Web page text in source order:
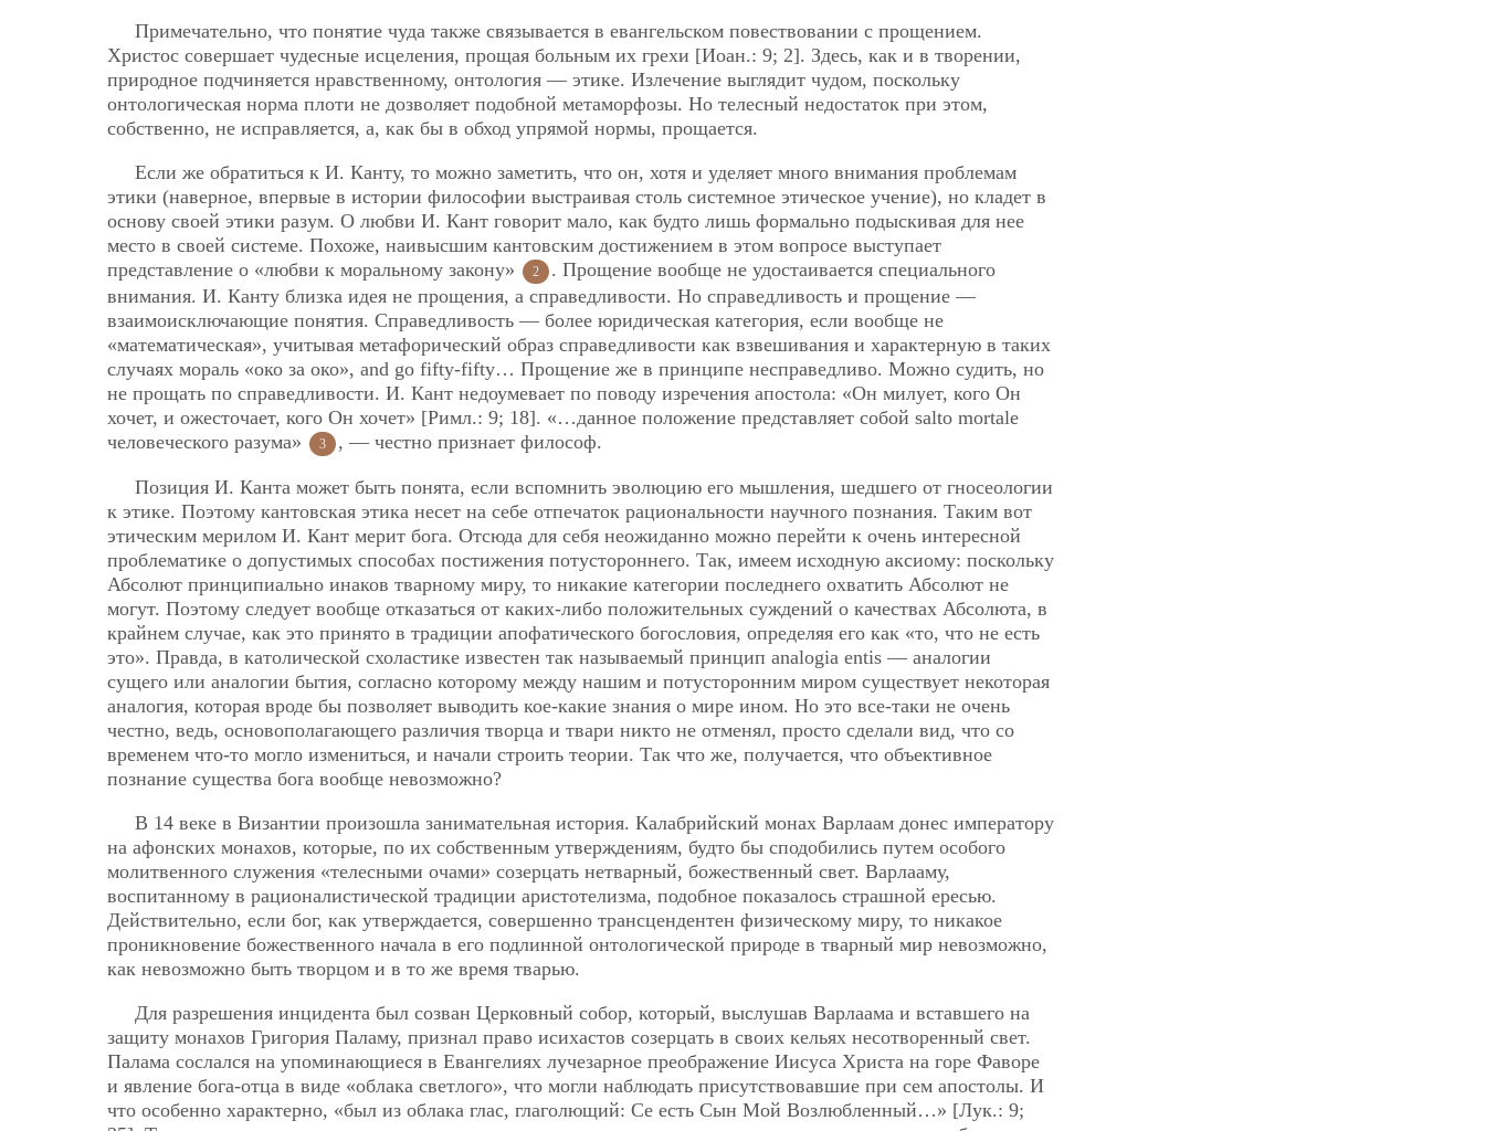
Примечательно, что понятие чуда также связывается в евангельском повествовании с прощением.
Христос совершает чудесные исцеления, прощая больным их грехи [Иоан.: 9; 2]. Здесь, как и в творении,
природное подчиняется нравственному, онтология — этике. Излечение выглядит чудом, поскольку
онтологическая норма плоти не дозволяет подобной метаморфозы. Но телесный недостаток при этом,
собственно, не исправляется, а, как бы в обход упрямой нормы, прощается.
Если же обратиться к И. Канту, то можно заметить, что он, хотя и уделяет много внимания проблемам
этики (наверное, впервые в истории философии выстраивая столь системное этическое учение), но кладет в
основу своей этики разум. О любви И. Кант говорит мало, как будто лишь формально подыскивая для нее
место в своей системе. Похоже, наивысшим кантовским достижением в этом вопросе выступает
представление о «любви к моральному закону»
2
. Прощение вообще не удостаивается специального
внимания. И. Канту близка идея не прощения, а справедливости. Но справедливость и прощение —
взаимоисключающие понятия. Справедливость — более юридическая категория, если вообще не
«математическая», учитывая метафорический образ справедливости как взвешивания и характерную в таких
случаях мораль «око за око», and go fifty-fifty… Прощение же в принципе несправедливо. Можно судить, но
не прощать по справедливости. И. Кант недоумевает по поводу изречения апостола: «Он милует, кого Он
хочет, и ожесточает, кого Он хочет» [Римл.: 9; 18]. «…данное положение представляет собой salto mortale
человеческого разума»
3 , — честно признает философ.
Позиция И. Канта может быть понята, если вспомнить эволюцию его мышления, шедшего от гносеологии
к этике. Поэтому кантовская этика несет на себе отпечаток рациональности научного познания. Таким вот
этическим мерилом И. Кант мерит бога. Отсюда для себя неожиданно можно перейти к очень интересной
проблематике о допустимых способах постижения потустороннего. Так, имеем исходную аксиому: поскольку
Абсолют принципиально инаков тварному миру, то никакие категории последнего охватить Абсолют не
могут. Поэтому следует вообще отказаться от каких-либо положительных суждений о качествах Абсолюта, в
крайнем случае, как это принято в традиции апофатического богословия, определяя его как «то, что не есть
это». Правда, в католической схоластике известен так называемый принцип analogia entis — аналогии
сущего или аналогии бытия, согласно которому между нашим и потусторонним миром существует некоторая
аналогия, которая вроде бы позволяет выводить кое-какие знания о мире ином. Но это все-таки не очень
честно, ведь, основополагающего различия творца и твари никто не отменял, просто сделали вид, что со
временем что-то могло измениться, и начали строить теории. Так что же, получается, что объективное
познание существа бога вообще невозможно?
В 14 веке в Византии произошла занимательная история. Калабрийский монах Варлаам донес императору
на афонских монахов, которые, по их собственным утверждениям, будто бы сподобились путем особого
молитвенного служения «телесными очами» созерцать нетварный, божественный свет. Варлааму,
воспитанному в рационалистической традиции аристотелизма, подобное показалось страшной ересью.
Действительно, если бог, как утверждается, совершенно трансцендентен физическому миру, то никакое
проникновение божественного начала в его подлинной онтологической природе в тварный мир невозможно,
как невозможно быть творцом и в то же время тварью.
Для разрешения инцидента был созван Церковный собор, который, выслушав Варлаама и вставшего на
защиту монахов Григория Паламу, признал право исихастов созерцать в своих кельях несотворенный свет.
Палама сослался на упоминающиеся в Евангелиях лучезарное преображение Иисуса Христа на горе Фаворе
и явление бога-отца в виде «облака светлого», что могли наблюдать присутствовавшие при сем апостолы. И
что особенно характерно, «был из облака глас, глаголющий: Се есть Сын Мой Возлюбленный…» [Лук.: 9;